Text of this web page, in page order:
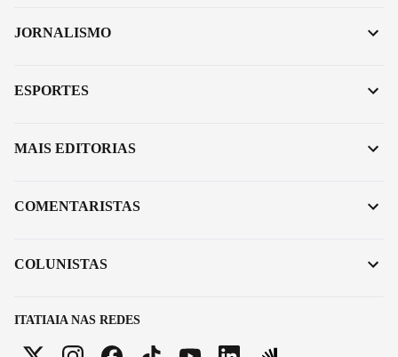
ITATIAIA NAS REDES
JORNALISMO
ESPORTES
MAIS EDITORIAS
COMENTARISTAS
COLUNISTAS